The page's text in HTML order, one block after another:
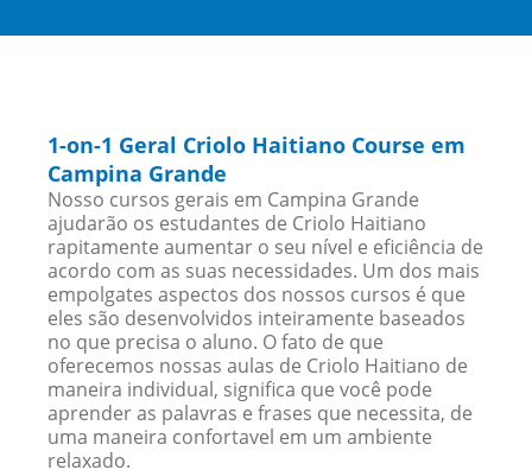
1-on-1 Geral Criolo Haitiano Course em
Campina Grande
Nosso cursos gerais em Campina Grande
ajudarão os estudantes de Criolo Haitiano
rapitamente aumentar o seu nível e eficiência de
acordo com as suas necessidades. Um dos mais
empolgates aspectos dos nossos cursos é que
eles são desenvolvidos inteiramente baseados
no que precisa o aluno. O fato de que
oferecemos nossas aulas de Criolo Haitiano de
maneira individual, significa que você pode
aprender as palavras e frases que necessita, de
uma maneira confortavel em um ambiente
relaxado.